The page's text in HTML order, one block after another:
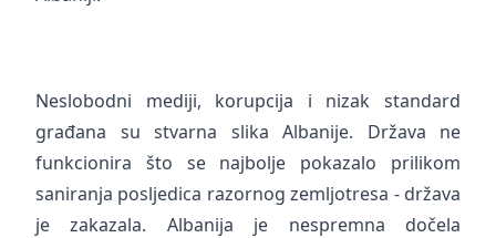
Neslobodni mediji, korupcija i nizak standard
građana su stvarna slika Albanije. Država ne
funkcionira što se najbolje pokazalo prilikom
saniranja posljedica razornog zemljotresa - država
je zakazala. Albanija je nespremna dočela